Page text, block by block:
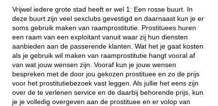
Vrijwel iedere grote stad heeft er wel 1: Een rosse buurt. In
deze buurt zijn veel sexclubs gevestigd en daarnaast kun je er
soms gebruik maken van raamprostitutie. Prostituees huren
een raam van een exploitant vanuit waar zij hun diensten
aanbieden aan de passerende klanten. Wat het je gaat kosten
als je gebruik wil maken van raamprostitutie hangt vooral af
van wat jouw wensen zijn. Vooraf kun je jouw wensen
bespreken met de door jou gekozen prostituee en zo de prijs
voor het prostitutiebezoek vast leggen. Als jullie het eens zijn
over de te verlenen service en de daarbij behorende prijs, kun
je je volledig overgeven aan de prostituee en er volop van